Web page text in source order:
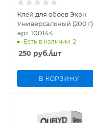
Клей для обоев Экон
Универсальный (200 г)
арт. 100144
Есть в наличии: 2
250 руб./шт
В КОРЗИНУ